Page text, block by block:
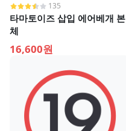
135
타마토이즈 삽입 에어베개 본
체
16,600원